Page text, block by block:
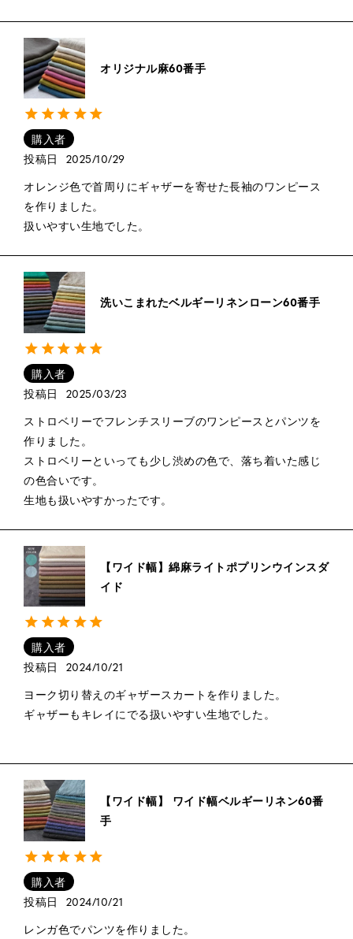
オリジナル麻60番手
購入者
投稿日
2025/10/29
オレンジ色で首周りにギャザーを寄せた長袖のワンピース
を作りました。
扱いやすい生地でした。
洗いこまれたベルギーリネンローン60番手
購入者
投稿日
2025/03/23
ストロベリーでフレンチスリーブのワンピースとパンツを
作りました。
ストロベリーといっても少し渋めの色で、落ち着いた感じ
の色合いです。
生地も扱いやすかったです。
【ワイド幅】綿麻ライトポプリンウインスダ
イド
購入者
投稿日
2024/10/21
ヨーク切り替えのギャザースカートを作りました。
ギャザーもキレイにでる扱いやすい生地でした。
【ワイド幅】 ワイド幅ベルギーリネン60番
手
購入者
投稿日
2024/10/21
レンガ色でパンツを作りました。